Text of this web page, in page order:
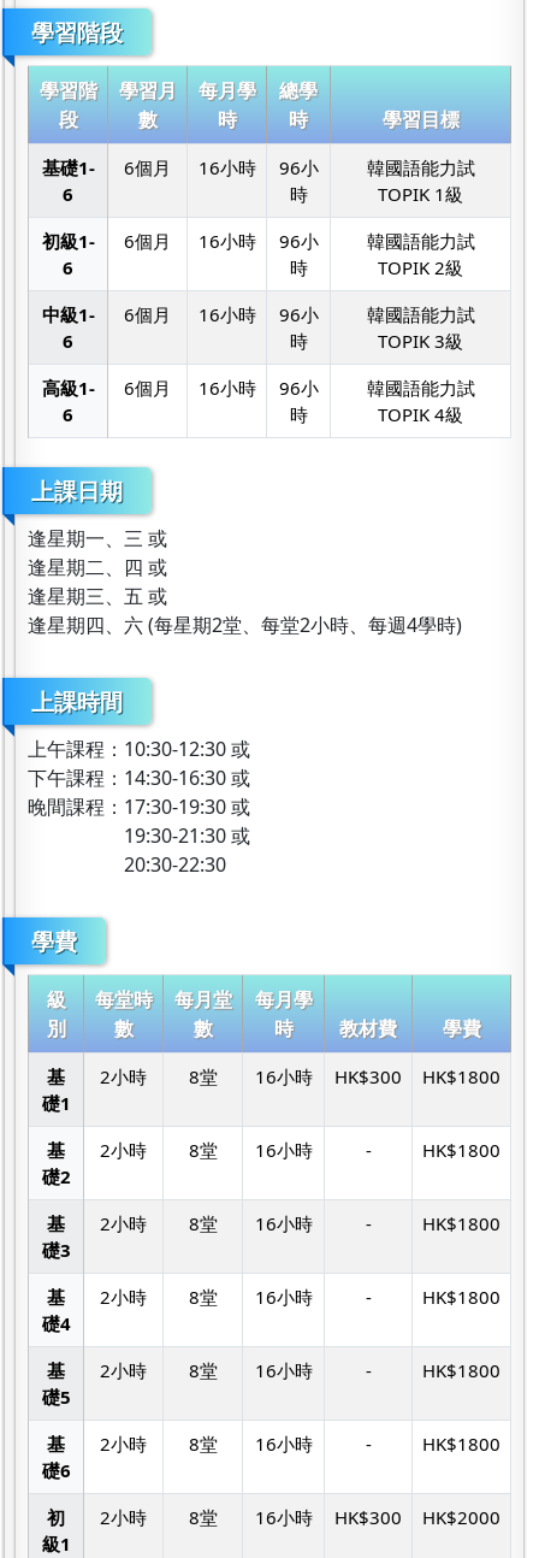
學習階段
學習階
段
學習月
數
每月學
時
總學
時
學習目標
基礎1-
6
6個月 16小時
96小
時
韓國語能力試
TOPIK 1級
初級1-
6
6個月 16小時
96小
時
韓國語能力試
TOPIK 2級
中級1-
6
6個月 16小時
96小
時
韓國語能力試
TOPIK 3級
高級1-
6
6個月 16小時
96小
時
韓國語能力試
TOPIK 4級
上課日期
逢星期一、三 或
逢星期二、四 或
逢星期三、五 或
逢星期四、六 (每星期2堂、每堂2小時、每週4學時)
上課時間
上午課程：10:30-12:30 或
下午課程：14:30-16:30 或
晚間課程：17:30-19:30 或
19:30-21:30 或
20:30-22:30
學費
級
別
每堂時
數
每月堂
數
每月學
時
教材費 學費
基
礎1
2小時 8堂 16小時 HK$300 HK$1800
基
礎2
2小時 8堂 16小時 - HK$1800
基
礎3
2小時 8堂 16小時 - HK$1800
基
礎4
2小時 8堂 16小時 - HK$1800
基
礎5
2小時 8堂 16小時 - HK$1800
基
礎6
2小時 8堂 16小時 - HK$1800
初
級1
2小時 8堂 16小時 HK$300 HK$2000